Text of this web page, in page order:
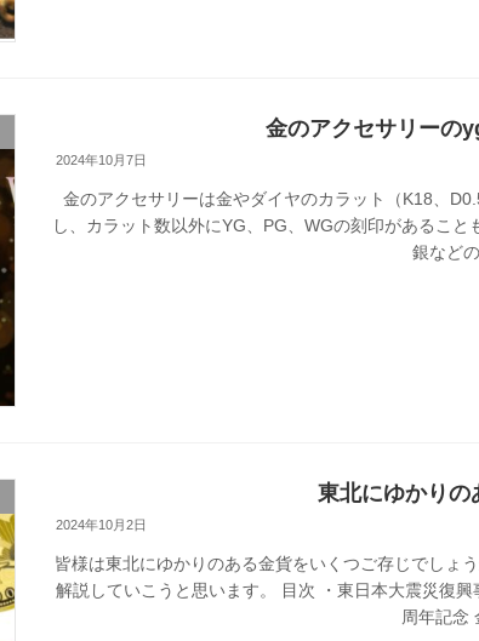
金のアクセサリーの
2024年10月7日
金のアクセサリーは金やダイヤのカラット（K18、
し、カラット数以外にYG、PG、WGの刻印があるこ
銀など
東北にゆかりの
2024年10月2日
皆様は東北にゆかりのある金貨をいくつご存じでしょ
解説していこうと思います。 目次 ・東日本大震災復
周年記念